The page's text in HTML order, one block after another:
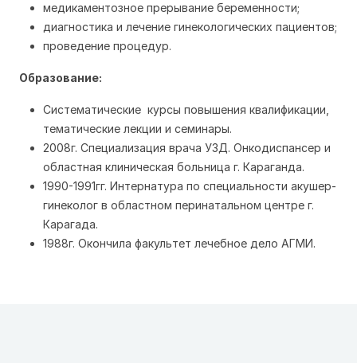
медикаментозное прерывание беременности;
диагностика и лечение гинекологических пациентов;
проведение процедур.
Образование:
Систематические курсы повышения квалификации,
тематические лекции и семинары.
2008г. Специализация врача УЗД. Онкодиспансер и
областная клиническая больница г. Караганда.
1990-1991гг. Интернатура по специальности акушер-
гинеколог в областном перинатальном центре г.
Карагада.
1988г. Окончила факультет лечебное дело АГМИ.